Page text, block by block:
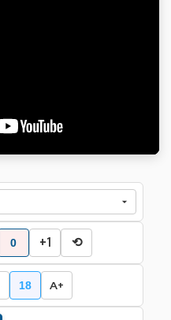
0 +1 ⟲
18 A+